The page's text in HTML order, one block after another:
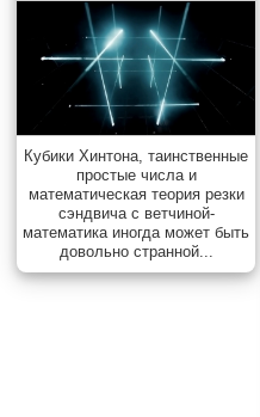
Кубики Хинтона, таинственные
простые числа и
математическая теория резки
сэндвича с ветчиной-
математика иногда может быть
довольно странной...